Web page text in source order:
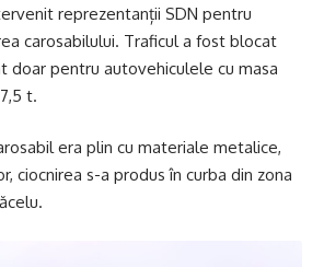
reprezentanții SDN pentru
carosabilului. Traficul a fost blocat
doar pentru autovehiculele cu masa
t.
era plin cu materiale metalice,
ciocnirea s-a produs în curba din zona